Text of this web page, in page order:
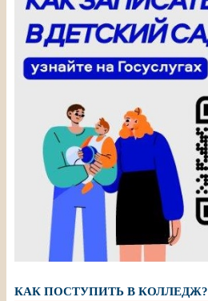
КАК ПОСТУПИТЬ В КОЛЛЕДЖ?